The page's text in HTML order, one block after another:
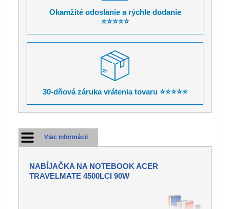
Okamžité odoslanie a rýchle dodanie
⭐⭐⭐⭐⭐
30-dňová záruka vrátenia tovaru ⭐⭐⭐⭐⭐
Viac informácii
NABÍJAČKA NA NOTEBOOK ACER
TRAVELMATE 4500LCI 90W